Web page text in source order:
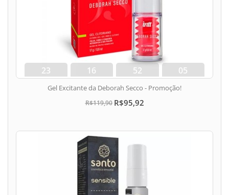
23
dias
16
hora
52
min
04
seg
Gel Excitante da Deborah Secco - Promoção!
R$119,90 R$95,92